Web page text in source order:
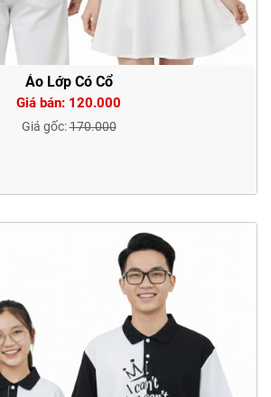
Áo Lớp Có Cổ
Giá bán: 120.000
Giá gốc:170.000